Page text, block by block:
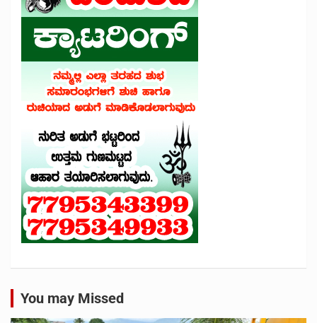
You may Missed